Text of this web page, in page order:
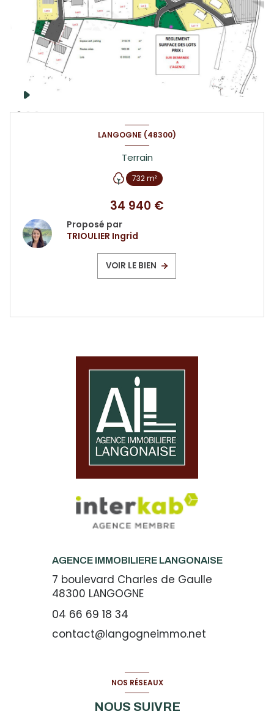
LANGOGNE (48300)
Terrain
732 m²
34 940 €
Proposé par
TRIOULIER Ingrid
VOIR LE BIEN
AGENCE IMMOBILIERE LANGONAISE
7 boulevard Charles de Gaulle
48300 LANGOGNE
04 66 69 18 34
contact@langogneimmo.net
NOS RÉSEAUX
NOUS SUIVRE